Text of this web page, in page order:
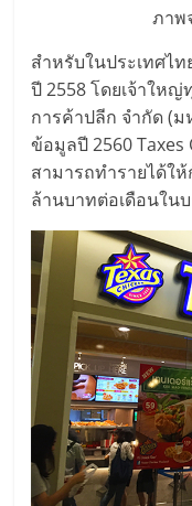
ลงทุน
และ
ขยาย
สา
ขา
แฟ
รน
ไชส์,
ภาพ
สำหรับในประเทศไท
ปี 2558 โดยเจ้าให
การค้าปลีก จำกัด (ม
ข้อมูลปี 2560 Taxes
สามารถทำรายได้ใ
ล้านบาทต่อเดือนใน